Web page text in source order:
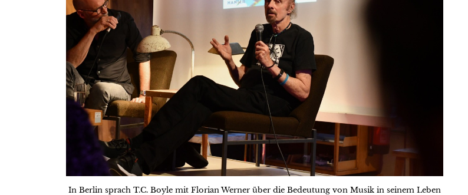
In Berlin sprach T.C. Boyle mit Florian Werner über die Bedeutung von Musik in seinem Leben